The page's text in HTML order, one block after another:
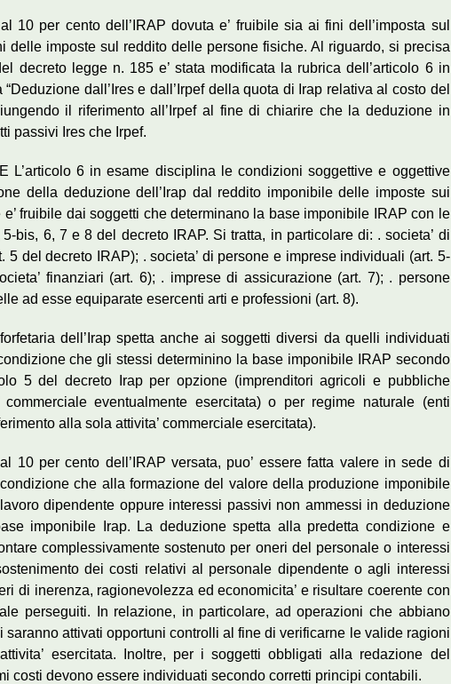
10 per cento dell’IRAP dovuta e’ fruibile sia ai fini dell’imposta sul
delle imposte sul reddito delle persone fisiche. Al riguardo, si precisa
decreto legge n. 185 e’ stata modificata la rubrica dell’articolo 6 in
dall’Ires e dall’Irpef della quota di Irap relativa al costo del
il riferimento all’Irpef al fine di chiarire che la deduzione in
passivi Ires che Irpef.
L’articolo 6 in esame disciplina le condizioni soggettive e oggettive
della deduzione dell’Irap dal reddito imponibile delle imposte sui
fruibile dai soggetti che determinano la base imponibile IRAP con le
bis, 6, 7 e 8 del decreto IRAP. Si tratta, in particolare di: . societa’ di
5 del decreto IRAP); . societa’ di persone e imprese individuali (art. 5-
finanziari (art. 6); . imprese di assicurazione (art. 7); . persone
ad esse equiparate esercenti arti e professioni (art. 8).
dell’Irap spetta anche ai soggetti diversi da quelli individuati
che gli stessi determinino la base imponibile IRAP secondo
5 del decreto Irap per opzione (imprenditori agricoli e pubbliche
commerciale eventualmente esercitata) o per regime naturale (enti
alla sola attivita’ commerciale esercitata).
10 per cento dell’IRAP versata, puo’ essere fatta valere in sede di
che alla formazione del valore della produzione imponibile
dipendente oppure interessi passivi non ammessi in deduzione
imponibile Irap. La deduzione spetta alla predetta condizione e
complessivamente sostenuto per oneri del personale o interessi
dei costi relativi al personale dipendente o agli interessi
di inerenza, ragionevolezza ed economicita’ e risultare coerente con
perseguiti. In relazione, in particolare, ad operazioni che abbiano
saranno attivati opportuni controlli al fine di verificarne le valide ragioni
esercitata. Inoltre, per i soggetti obbligati alla redazione del
costi devono essere individuati secondo corretti principi contabili.